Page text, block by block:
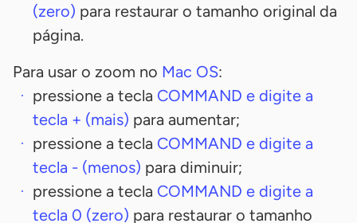
(zero) para restaurar o tamanho original da
página.
Para usar o zoom no Mac OS:
pressione a tecla COMMAND e digite a
tecla + (mais) para aumentar;
pressione a tecla COMMAND e digite a
tecla - (menos) para diminuir;
pressione a tecla COMMAND e digite a
tecla 0 (zero) para restaurar o tamanho